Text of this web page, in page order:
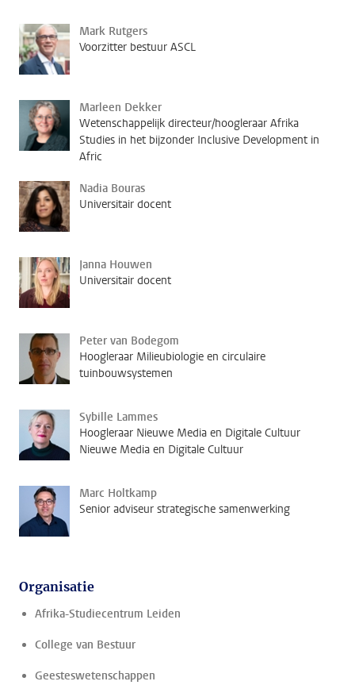
Mark Rutgers
Voorzitter bestuur ASCL
Marleen Dekker
Wetenschappelijk directeur/hoogleraar Afrika
Studies in het bijzonder Inclusive Development in
Afric
Nadia Bouras
Universitair docent
Janna Houwen
Universitair docent
Peter van Bodegom
Hoogleraar Milieubiologie en circulaire
tuinbouwsystemen
Sybille Lammes
Hoogleraar Nieuwe Media en Digitale Cultuur
Nieuwe Media en Digitale Cultuur
Marc Holtkamp
Senior adviseur strategische samenwerking
Organisatie
Afrika-Studiecentrum Leiden
College van Bestuur
Geesteswetenschappen